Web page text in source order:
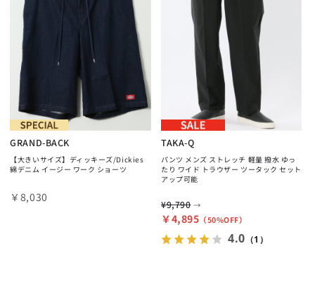
GRAND-BACK
【大きいサイズ】ディッキーズ/Dickies
綿デニム イージー ワーク ショーツ
￥8,030
TAKA-Q
パンツ メンズ ストレッチ 軽量 撥水 ゆっ
たり ワイド トラウザー ツータック セット
アップ可能
¥9,790 →
￥4,895 （50%OFF）
4.0 （1）